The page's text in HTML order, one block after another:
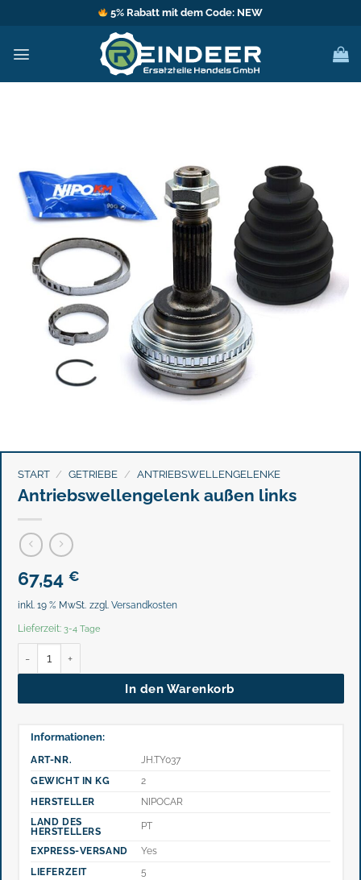
springen
5% Rabatt mit dem Code: NEW
START / GETRIEBE / ANTRIEBSWELLENGELENKE
Antriebswellengelenk außen links
67,54 €
inkl. 19 % MwSt. zzgl. Versandkosten
Lieferzeit: 3-4 Tage
In den Warenkorb
Informationen:
ART-NR.
JH.TY037
GEWICHT IN KG
2
HERSTELLER
NIPOCAR
LAND DES
HERSTELLERS
PT
EXPRESS-VERSAND
Yes
LIEFERZEIT
5